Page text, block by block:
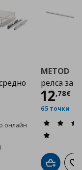
онлайн
καλάθιкъм списъка с
METOD
релса за
12,78€
Цена
65 точки
Добави